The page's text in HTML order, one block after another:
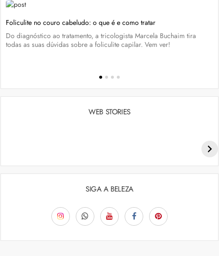
Foliculite no couro cabeludo: o que é e como tratar
Do diagnóstico ao tratamento, a tricologista Marcela Buchaim tira
todas as suas dúvidas sobre a foliculite capilar. Vem ver!
WEB STORIES
SIGA A BELEZA